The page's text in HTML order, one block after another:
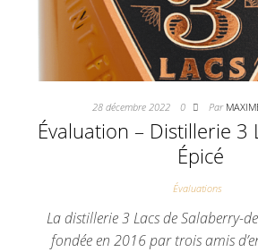
28 décembre 2022 0 Par
Évaluation – Distillerie 3
Épicé
Évaluations
La distillerie 3 Lacs de Salaberry-
fondée en 2016 par trois amis